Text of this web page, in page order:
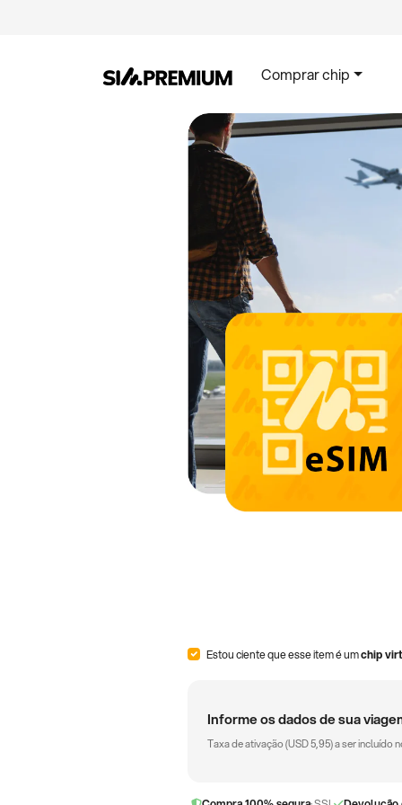
Comprar chip
Estou ciente que esse item é umchip
Informe os dados de sua
Taxa de ativação (USD5,95) a ser incluído